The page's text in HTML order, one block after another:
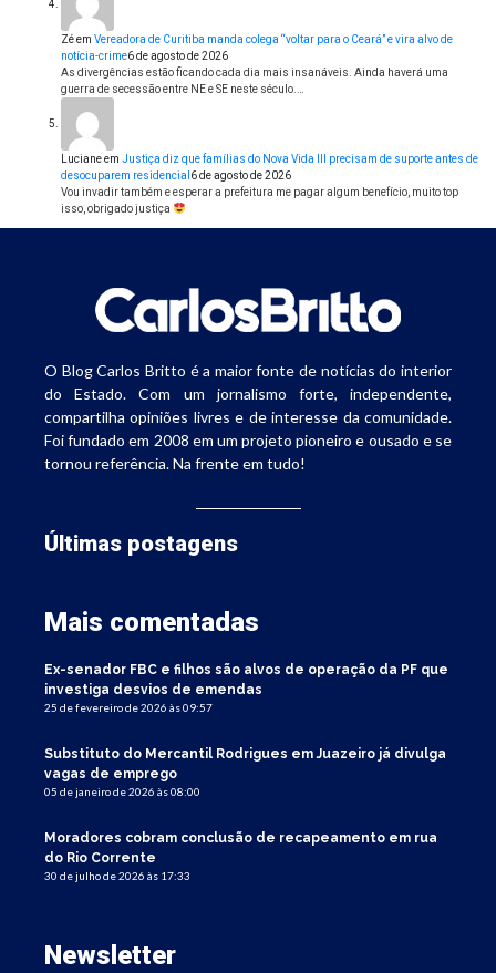
Zéem Vereadora de Curitiba manda colega “voltar para o Ceará” e vira alvo de
notícia-crime6 de agosto de 2026
As divergências estão ficando cada dia mais insanáveis. Ainda haverá uma
guerra de secessão entre NE e SE neste século.…
Lucianeem Justiça diz que famílias do Nova Vida III precisam de suporte antes de
desocuparem residencial 6 de agosto de 2026
Vou invadir também e esperar a prefeitura me pagar algum benefício, muito top
isso, obrigado justiça
O Blog Carlos Britto é a maior fonte de notícias do interior
do Estado. Com um jornalismo forte, independente,
compartilha opiniões livres e de interesse da comunidade.
Foi fundado em 2008 em um projeto pioneiro e ousado e se
tornou referência. Na frente em tudo!
Últimas postagens
Mais comentadas
Ex-senador FBC e filhos são alvos de operação da PF que
investiga desvios de emendas
25 de fevereiro de 2026 às 09:57
Substituto do Mercantil Rodrigues em Juazeiro já divulga
vagas de emprego
05 de janeiro de 2026 às 08:00
Moradores cobram conclusão de recapeamento em rua
do Rio Corrente
30 de julho de 2026 às 17:33
Newsletter